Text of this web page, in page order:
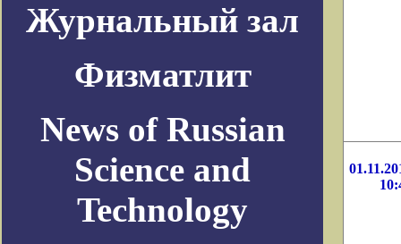
Журнальный зал
Физматлит
News of Russian
Science and
Technology